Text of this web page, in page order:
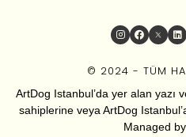
© 2024 - TÜM
ArtDog Istanbul’da yer alan yazı
sahiplerine veya ArtDog
Managed by